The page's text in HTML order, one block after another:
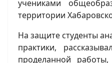
учениками
территории
На защите студенты
практики,
проделанной